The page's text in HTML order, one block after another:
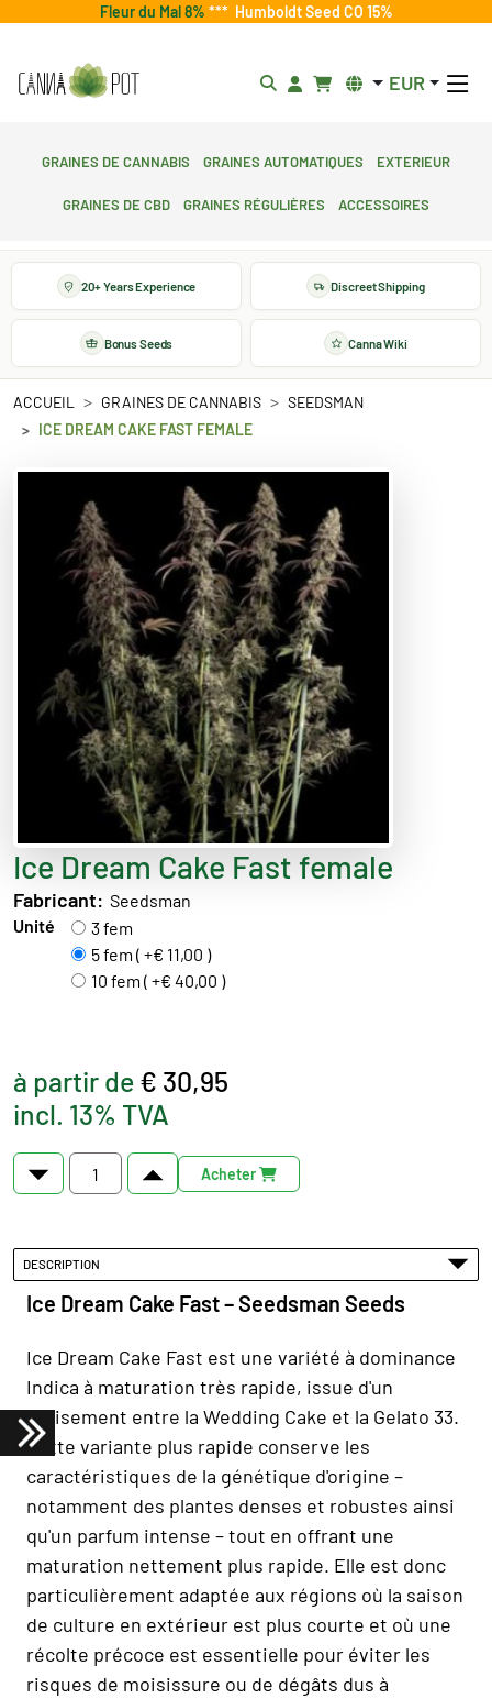
Fleur du Mal 8% *** Humboldt Seed CO 15%
EUR
Graines de cannabis Graines automatiques
Exterieur
Graines de CBD Graines régulières Accessoires
20+ Years Experience Discreet Shipping
Bonus Seeds Canna Wiki
ACCUEIL GRAINES DE CANNABIS
SEEDSMAN
ICE DREAM CAKE FAST FEMALE
Ice Dream Cake Fast female
Fabricant: Seedsman
Unité
3 fem
5 fem ( +€ 11,00 )
10 fem ( +€ 40,00 )
à partir de € 30,95
incl. 13% TVA
Acheter
DESCRIPTION
Ice Dream Cake Fast – Seedsman Seeds
Ice Dream Cake Fast est une variété à dominance
Indica à maturation très rapide, issue d'un
croisement entre la Wedding Cake et la Gelato 33.
Cette variante plus rapide conserve les
caractéristiques de la génétique d'origine –
notamment des plantes denses et robustes ainsi
qu'un parfum intense – tout en offrant une
maturation nettement plus rapide. Elle est donc
particulièrement adaptée aux régions où la saison
de culture en extérieur est plus courte et où une
récolte précoce est essentielle pour éviter les
risques de moisissure ou de dégâts dus à